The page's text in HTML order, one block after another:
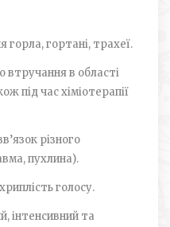
горла, гортані, трахеї.
втручання в області
під час хіміотерапії
різного
пухлина).
голосу.
інтенсивний та